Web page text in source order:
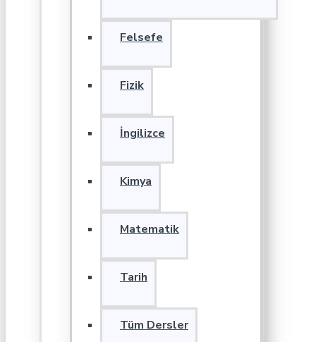
Felsefe
Fizik
İngilizce
Kimya
Matematik
Tarih
Tüm Dersler